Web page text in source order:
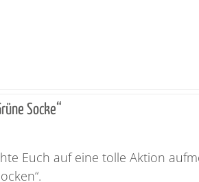
Socke“
Euch auf eine tolle Aktion